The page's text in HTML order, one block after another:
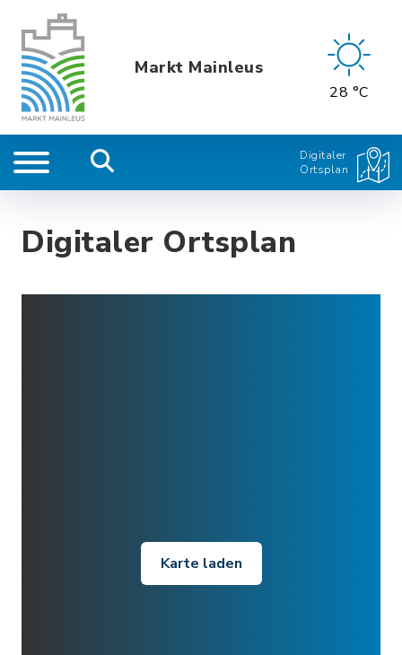
Markt Mainleus
28 °C
Digitaler
Ortsplan
Digitaler Ortsplan
Karte laden